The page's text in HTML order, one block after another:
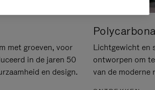
met groeven, voor
in de jaren 50
en design.
Lichtgewicht en
ontworpen om
van de moderne